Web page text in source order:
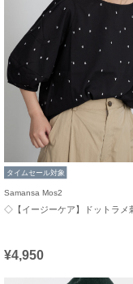
タイムセール対象
Samansa Mos2
¥4,950